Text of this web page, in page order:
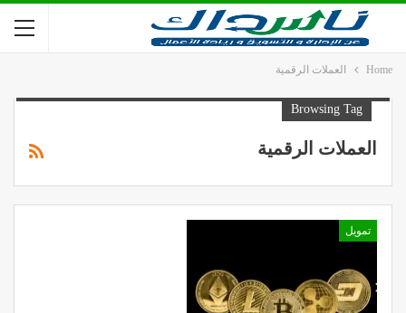
Home العملات الرقمية
Browsing Tag
العملات الرقمية
تمويل